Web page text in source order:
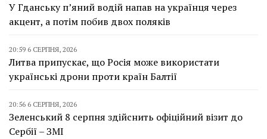
У Гданську п’яний водій напав на українця через
акцент, а потім побив двох поляків
20:59 6 СЕРПНЯ, 2026
Литва припускає, що Росія може використати
українські дрони проти країн Балтії
20:56 6 СЕРПНЯ, 2026
Зеленський 8 серпня здійснить офіційний візит до
Сербії – ЗМІ